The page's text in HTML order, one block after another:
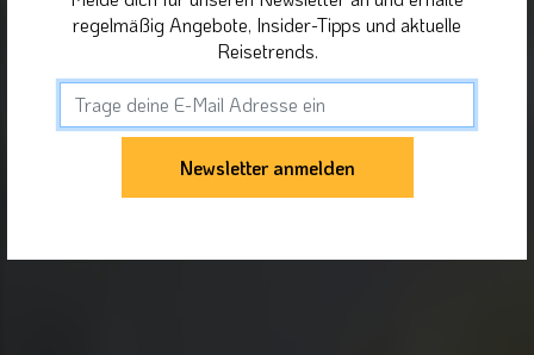
regelmäßig Angebote, Insider-Tipps und aktuelle
Reisetrends.